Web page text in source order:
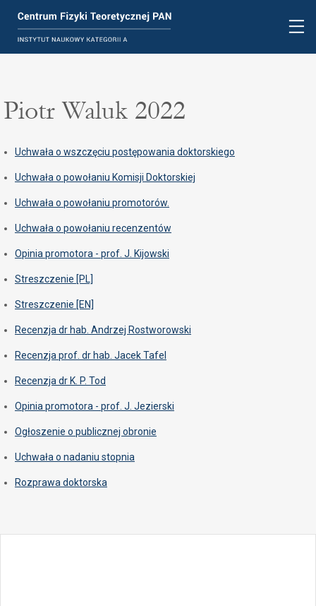
Piotr Waluk 2022
Uchwała o wszczęciu postępowania doktorskiego
Uchwała o powołaniu Komisji Doktorskiej
Uchwała o powołaniu promotorów.
Uchwała o powołaniu recenzentów
Opinia promotora - prof. J. Kijowski
Streszczenie [PL]
Streszczenie [EN]
Recenzja dr hab. Andrzej Rostworowski
Recenzja prof. dr hab. Jacek Tafel
Recenzja dr K. P. Tod
Opinia promotora - prof. J. Jezierski
Ogłoszenie o publicznej obronie
Uchwała o nadaniu stopnia
Rozprawa doktorska